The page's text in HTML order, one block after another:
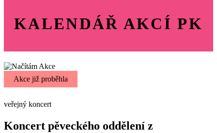
KALENDÁŘ AKCÍ PK
Akce již proběhla
veřejný koncert
Koncert pěveckého oddělení z